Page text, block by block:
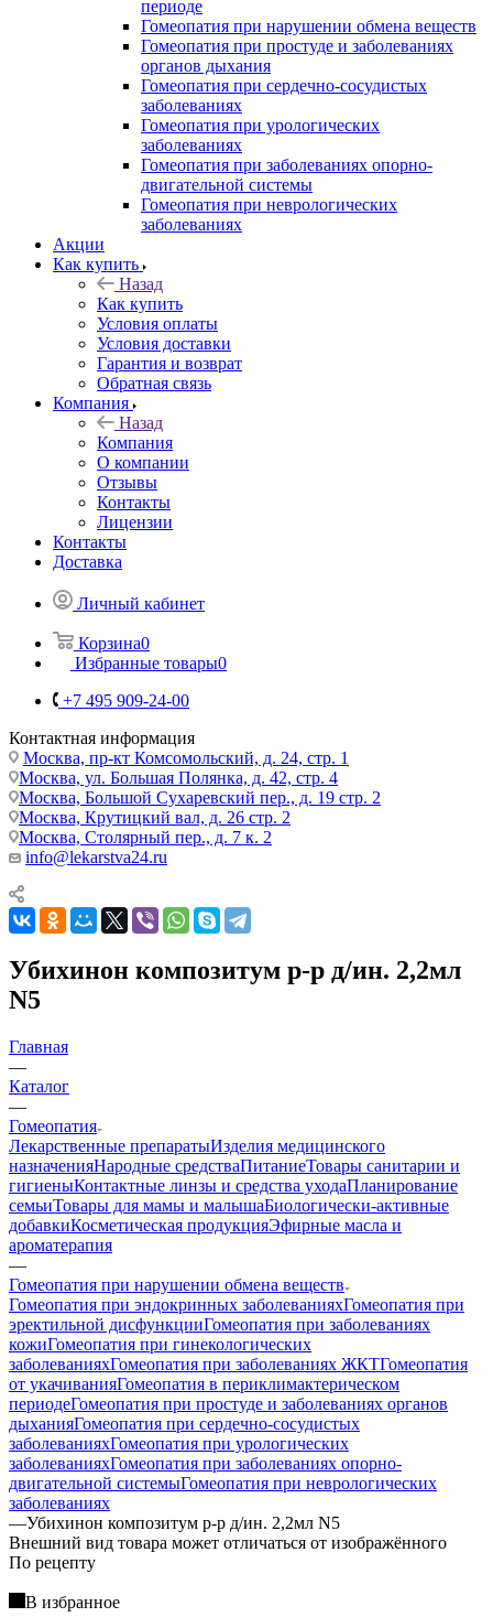
периоде
Гомеопатия при нарушении обмена веществ
Гомеопатия при простуде и заболеваниях
органов дыхания
Гомеопатия при сердечно-сосудистых
заболеваниях
Гомеопатия при урологических
заболеваниях
Гомеопатия при заболеваниях опорно-
двигательной системы
Гомеопатия при неврологических
заболеваниях
Акции
Как купить
Назад
Как купить
Условия оплаты
Условия доставки
Гарантия и возврат
Обратная связь
Компания
Назад
Компания
О компании
Отзывы
Контакты
Лицензии
Контакты
Доставка
Личный кабинет
Корзина0
Избранные товары0
+7 495 909-24-00
Контактная информация
Москва, пр-кт Комсомольский, д. 24, стр. 1
Москва, ул. Большая Полянка, д. 42, стр. 4
Москва, Большой Сухаревский пер., д. 19 стр. 2
Москва, Крутицкий вал, д. 26 стр. 2
Москва, Столярный пер., д. 7 к. 2
info@lekarstva24.ru
Убихинон композитум р-р д/ин. 2,2мл
N5
Главная
—
Каталог
—
Гомеопатия
Лекарственные препаратыИзделия медицинского
назначенияНародные средстваПитаниеТовары санитарии и
гигиеныКонтактные линзы и средства уходаПланирование
семьиТовары для мамы и малышаБиологически-активные
добавкиКосметическая продукцияЭфирные масла и
ароматерапия
—
Гомеопатия при нарушении обмена веществ
Гомеопатия при эндокринных заболеванияхГомеопатия при
эректильной дисфункцииГомеопатия при заболеваниях
кожиГомеопатия при гинекологических
заболеванияхГомеопатия при заболеваниях ЖКТГомеопатия
от укачиванияГомеопатия в периклимактерическом
периодеГомеопатия при простуде и заболеваниях органов
дыханияГомеопатия при сердечно-сосудистых
заболеванияхГомеопатия при урологических
заболеванияхГомеопатия при заболеваниях опорно-
двигательной системыГомеопатия при неврологических
заболеваниях
—Убихинон композитум р-р д/ин. 2,2мл N5
Bнешний вид товара может отличаться от изображённого
По рецепту
В избранное